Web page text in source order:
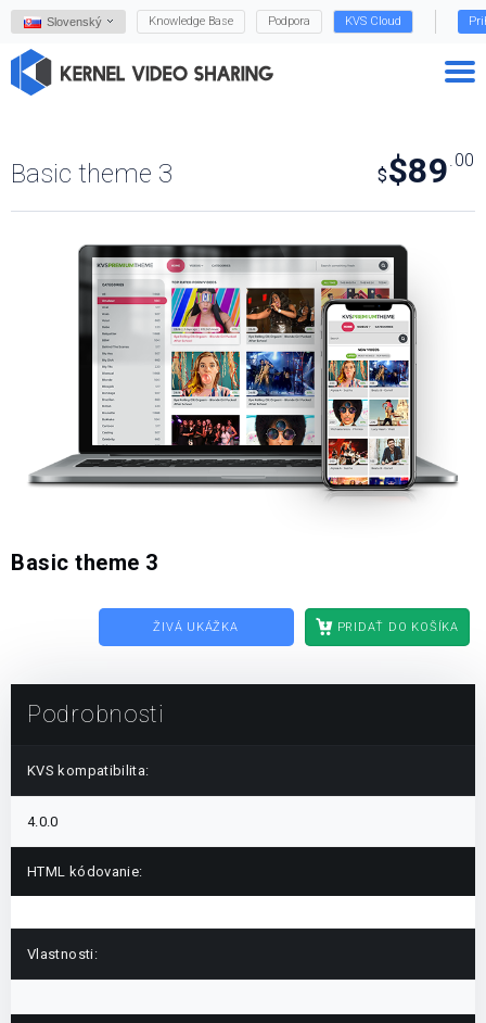
Slovenský Knowledge Base Podpora KVS Cloud
Basic theme 3 $$89.00
Basic theme 3
ŽIVÁ UKÁŽKA PRIDAŤ DO KOŠÍKA
Podrobnosti
KVS kompatibilita:
4.0.0
HTML kódovanie:
Vlastnosti: